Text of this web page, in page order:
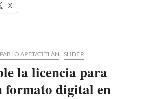
X
APETATITLÁN SLIDER
la licencia para
formato digital en